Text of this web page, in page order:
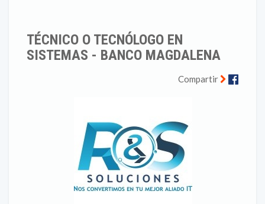
TÉCNICO O TECNÓLOGO EN
SISTEMAS - BANCO MAGDALENA
Compartir